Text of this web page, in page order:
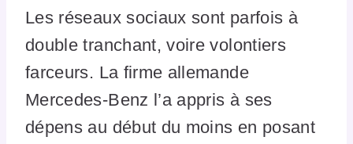
Les réseaux sociaux sont parfois à
double tranchant, voire volontiers
farceurs. La firme allemande
Mercedes-Benz l’a appris à ses
dépens au début du moins en posant